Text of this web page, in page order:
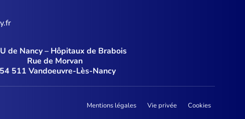
de Nancy – Hôpitaux de Brabois
Rue de Morvan
54 511 Vandoeuvre-Lès-Nancy
Mentions légales Vie privée Cookies